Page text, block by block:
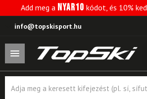
Add meg a NYAR10 kódot, és 10%
info@topskisport.hu
search